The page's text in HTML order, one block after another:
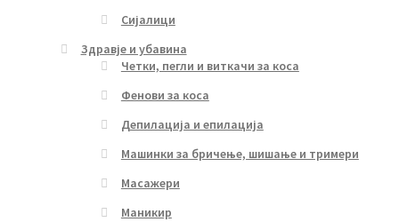
Сијалици
Здравје и убавина
Четки, пегли и виткачи за коса
Фенови за коса
Депилација и епилација
Машинки за бричење, шишање и тримери
Масажери
Маникир